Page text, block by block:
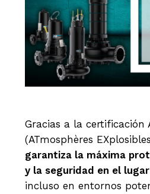
Gracias a la certificación
(ATmosphères
garantiza la máxima
y la seguridad en el
incluso en entornos